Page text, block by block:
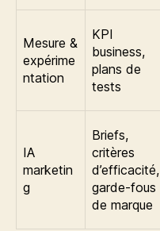
Mesure &
expérime
ntation
KPI
business,
plans de
tests
IA
marketin
g
Briefs,
critères
d’efficacité,
garde‑fous
de marque